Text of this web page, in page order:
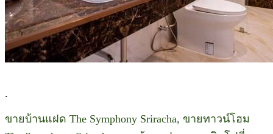
.
ขายบ้านแฝด The Symphony Sriracha, ขายทาวน์โฮม